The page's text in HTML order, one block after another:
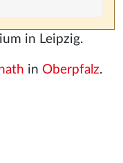
in Leipzig.
in Oberpfalz.